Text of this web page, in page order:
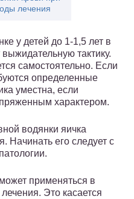
лечения
у детей до 1-1,5 лет в
тактику.
самостоятельно. Если
определенные
уместна, если
характером.
водянки яичка
Начинать его следует с
применяться в
Это касается